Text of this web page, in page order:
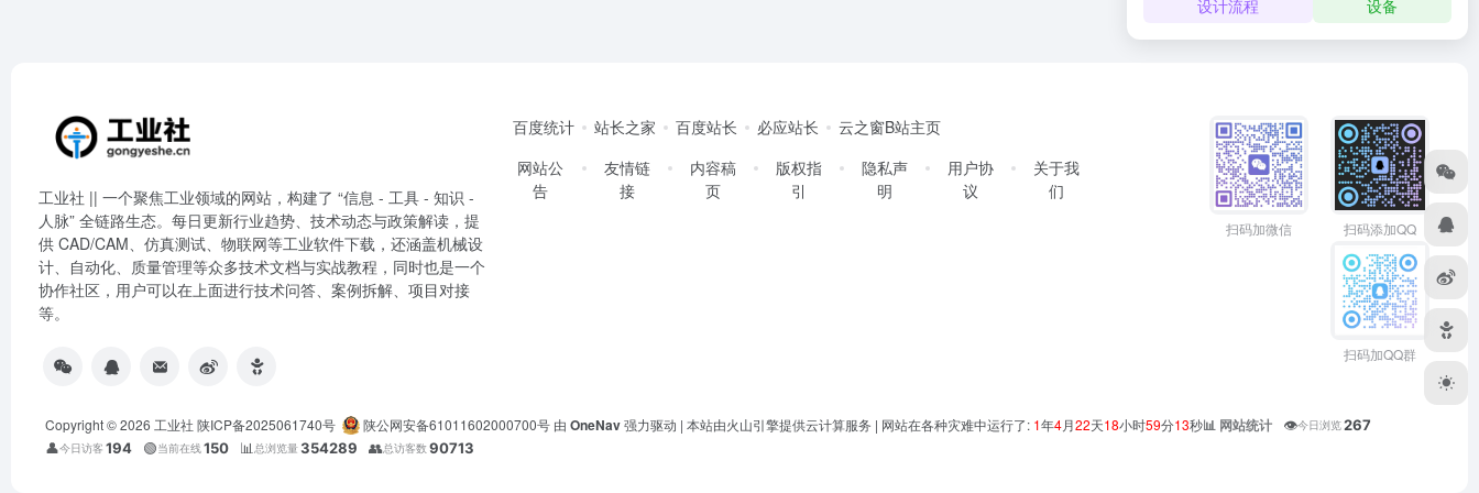
设计流程 设备
工业社 || 一个聚焦工业领域的网站，构建了 “信息 - 工具 - 知识 -
人脉” 全链路生态。每日更新行业趋势、技术动态与政策解读，提
供 CAD/CAM、仿真测试、物联网等工业软件下载，还涵盖机械设
计、自动化、质量管理等众多技术文档与实战教程，同时也是一个
协作社区，用户可以在上面进行技术问答、案例拆解、项目对接
等。
百度统计 站长之家 百度站长 必应站长
云之窗B站主页
网站公
告
友情链
接
内容稿
页
版权指
引
隐私声
明
用户协
议
关于我
们
扫码加微信 扫码添加QQ
扫码加QQ群
Copyright © 2026 工业社 陕ICP备2025061740号 陕公网安备61011602000700号 由 OneNav强力驱动 | 本站由火山引擎提供云计算服务 | 网站在各种灾难中运行了: 1年4月22天18小时59分13秒📊 网站统计 👁️今日浏览267
👤今日访客 194 🟢当前在线 150 📊 总浏览量354289 👥总访客数90713